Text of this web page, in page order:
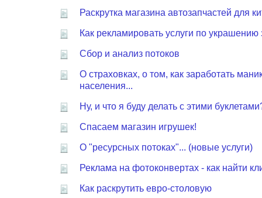
Раскрутка магазина автозапчастей для
Как рекламировать услуги по украшению
Сбор и анализ потоков
О страховках, о том, как заработать
населения...
Ну, и что я буду делать с этими
Спасаем магазин игрушек!
О "ресурсных потоках"... (новые услуги)
Реклама на фотоконвертах - как найти
Как раскрутить евро-столовую